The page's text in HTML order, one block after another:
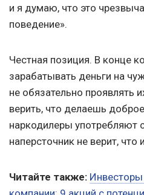
и я думаю, что это
поведение».
Честная позиция. В конце
зарабатывать деньги на
не обязательно проявлять
верить, что делаешь
наркодилеры употребляют
наперсточник не верит, что
Читайте также: Инвесторы